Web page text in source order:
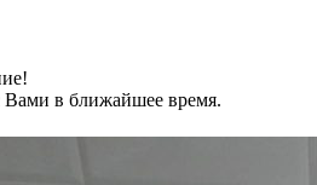
в ближайшее время.